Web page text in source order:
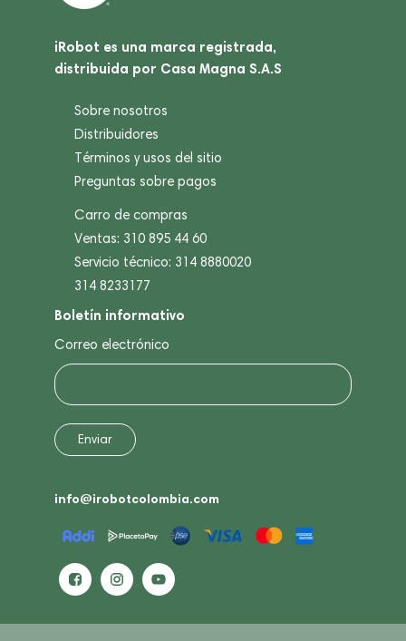
iRobot es una marca registrada,
distribuida por Casa Magna S.A.S
Sobre nosotros
Distribuidores
Términos y usos del sitio
Preguntas sobre pagos
Carro de compras
Ventas: 310 895 44 60
Servicio técnico: 314 8880020
314 8233177
Boletín informativo
Correo electrónico
info@irobotcolombia.com